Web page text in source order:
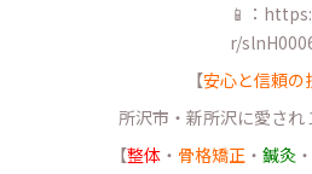
📱：
r/
【安心と信頼の
所沢市・新所沢に愛され
【整体 ・ 骨格矯正 ・ 鍼灸 ・